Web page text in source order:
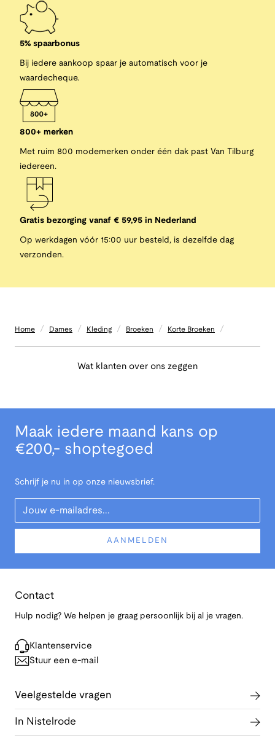
5% spaarbonus
Bij iedere aankoop spaar je automatisch voor je
waardecheque.
800+ merken
Met ruim 800 modemerken onder één dak past Van Tilburg
iedereen.
Gratis bezorging vanaf € 59,95 in Nederland
Op werkdagen vóór 15:00 uur besteld, is dezelfde dag
verzonden.
Home / Dames / Kleding / Broeken / Korte Broeken /
Wat klanten over ons zeggen
Maak iedere maand kans op
€200,- shoptegoed
Schrijf je nu in op onze nieuwsbrief.
Your Email
AANMELDEN
Contact
Hulp nodig? We helpen je graag persoonlijk bij al je vragen.
Klantenservice
Stuur een e-mail
Veelgestelde vragen
In Nistelrode